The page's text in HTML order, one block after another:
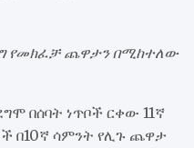
የመክፈቻ ጨዋታን በሚከተለው
በሰባት ነጥቦች ርቀው 11ኛ
በ10ኛ ሳምንት የሊጉ ጨዋታ